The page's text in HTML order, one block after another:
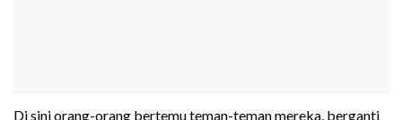
Di sini orang-orang bertemu teman-teman mereka, berganti